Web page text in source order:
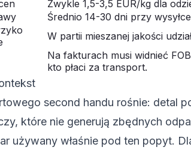
Zwykle 1,5-3,5 EUR/kg dla
Średnio 14-30 dni przy
W partii mieszanej jakości
Na fakturach musi widnieć
kto płaci za transport.
second handu rośnie: detal
które nie generują zbędnych
używany właśnie pod ten popyt.